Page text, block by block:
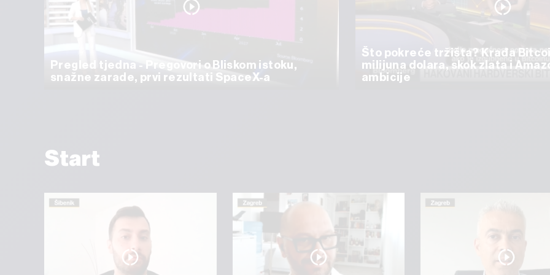
Pregled tjedna - Pregovori o Bliskom istoku,
snažne zarade, prvi rezultati SpaceX-a
Što pokreće tržišta? Krađa
milijuna dolara, skok zlata i
ambicije
Start